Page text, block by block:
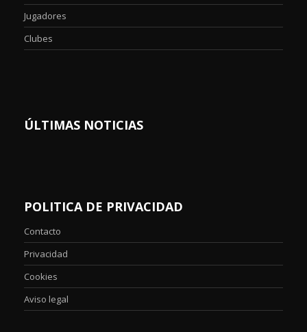
Jugadores
Clubes
ÚLTIMAS NOTICIAS
POLITICA DE PRIVACIDAD
Contacto
Privacidad
Cookies
Aviso legal